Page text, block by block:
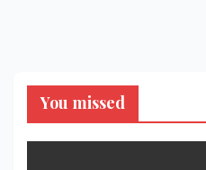
You missed